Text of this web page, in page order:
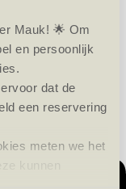
Mauk! 🌟 Om
en persoonlijk
dat de
een reservering
meten we het